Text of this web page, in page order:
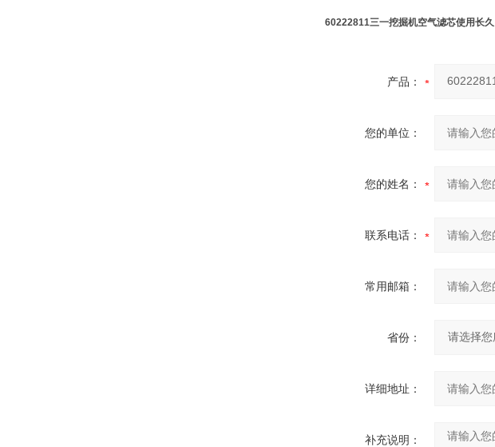
60222811三一挖掘机空气滤芯使用长久
产品：
您的单位：
您的姓名：
联系电话：
常用邮箱：
省份：
详细地址：
补充说明：